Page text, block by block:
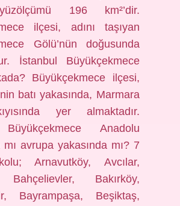
196 km²’dir.
ilçesi, adını taşıyan
Gölü’nün doğusunda
İstanbul Büyükçekmece
Büyükçekmece ilçesi,
batı yakasında, Marmara
yer almaktadır.
Anadolu
mı avrupa yakasında mı? 7
Arnavutköy, Avcılar,
Bahçelievler, Bakırköy,
Bayrampaşa, Beşiktaş,